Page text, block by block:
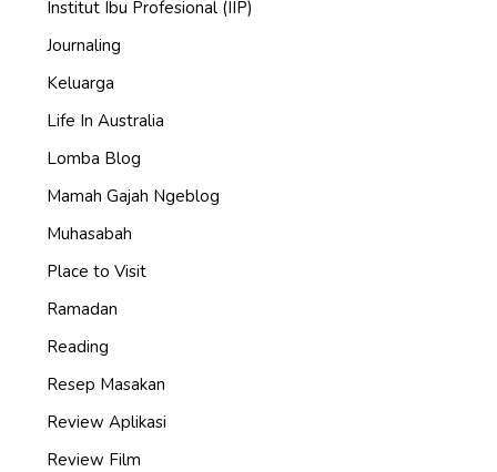
Institut Ibu Profesional (IIP)
Journaling
Keluarga
Life In Australia
Lomba Blog
Mamah Gajah Ngeblog
Muhasabah
Place to Visit
Ramadan
Reading
Resep Masakan
Review Aplikasi
Review Film